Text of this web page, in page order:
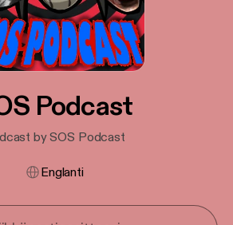
Podcast
by SOS Podcast
Englanti